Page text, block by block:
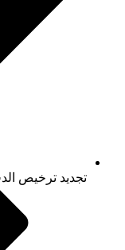
تجديد ترخيص